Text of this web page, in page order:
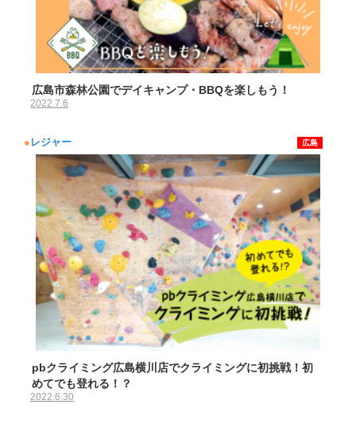
広島市森林公園でデイキャンプ・BBQを楽しもう！
2022.7.6
● レジャー 広島
pbクライミング広島横川店でクライミングに初挑戦！初
めてでも登れる！？
2022.6.30